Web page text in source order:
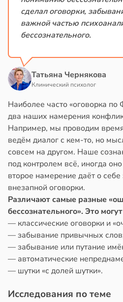
сделал оговорки,
важной частью
бессознательного.
Татьяна Чернякова
Клинический психолог
Наиболее часто «оговорка по
два наших намерения
Например, мы проводим
ведём диалог с кем-то, но
совсем на другом. Наше
под контролем всё, иногда оно
второе намерение даёт о
внезапной оговорки.
Различают самые разные
бессознательного». Это
— классические оговорки и
— забывание привычных
— забывание или путание
— автоматические
— шутки «с долей шутки».
Исследования по теме